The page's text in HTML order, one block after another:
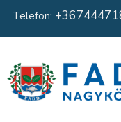
Telefon: